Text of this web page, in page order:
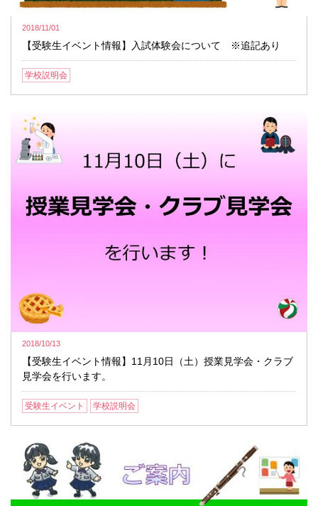
2018/11/01
【受験生イベント情報】入試体験会について ※追記あり
学校説明会
2018/10/13
【受験生イベント情報】11月10日（土）授業見学会・クラブ
見学会を行います。
受験生イベント 学校説明会